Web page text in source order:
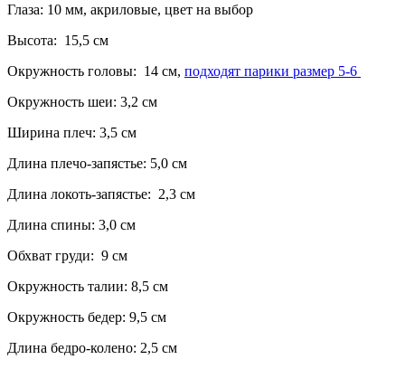
Глаза: 10 мм, акриловые, цвет на выбор
Высота: 15,5 см
Окружность головы: 14 см, подходят парики размер 5-6
Окружность шеи: 3,2 см
Ширина плеч: 3,5 см
Длина плечо-запястье: 5,0 см
Длина локоть-запястье: 2,3 см
Длина спины: 3,0 см
Обхват груди: 9 см
Окружность талии: 8,5 см
Окружность бедер: 9,5 см
Длина бедро-колено: 2,5 см